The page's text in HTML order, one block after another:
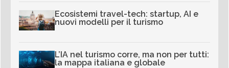
Ecosistemi travel-tech: startup, AI e
nuovi modelli per il turismo
L’IA nel turismo corre, ma non per tutti:
la mappa italiana e globale